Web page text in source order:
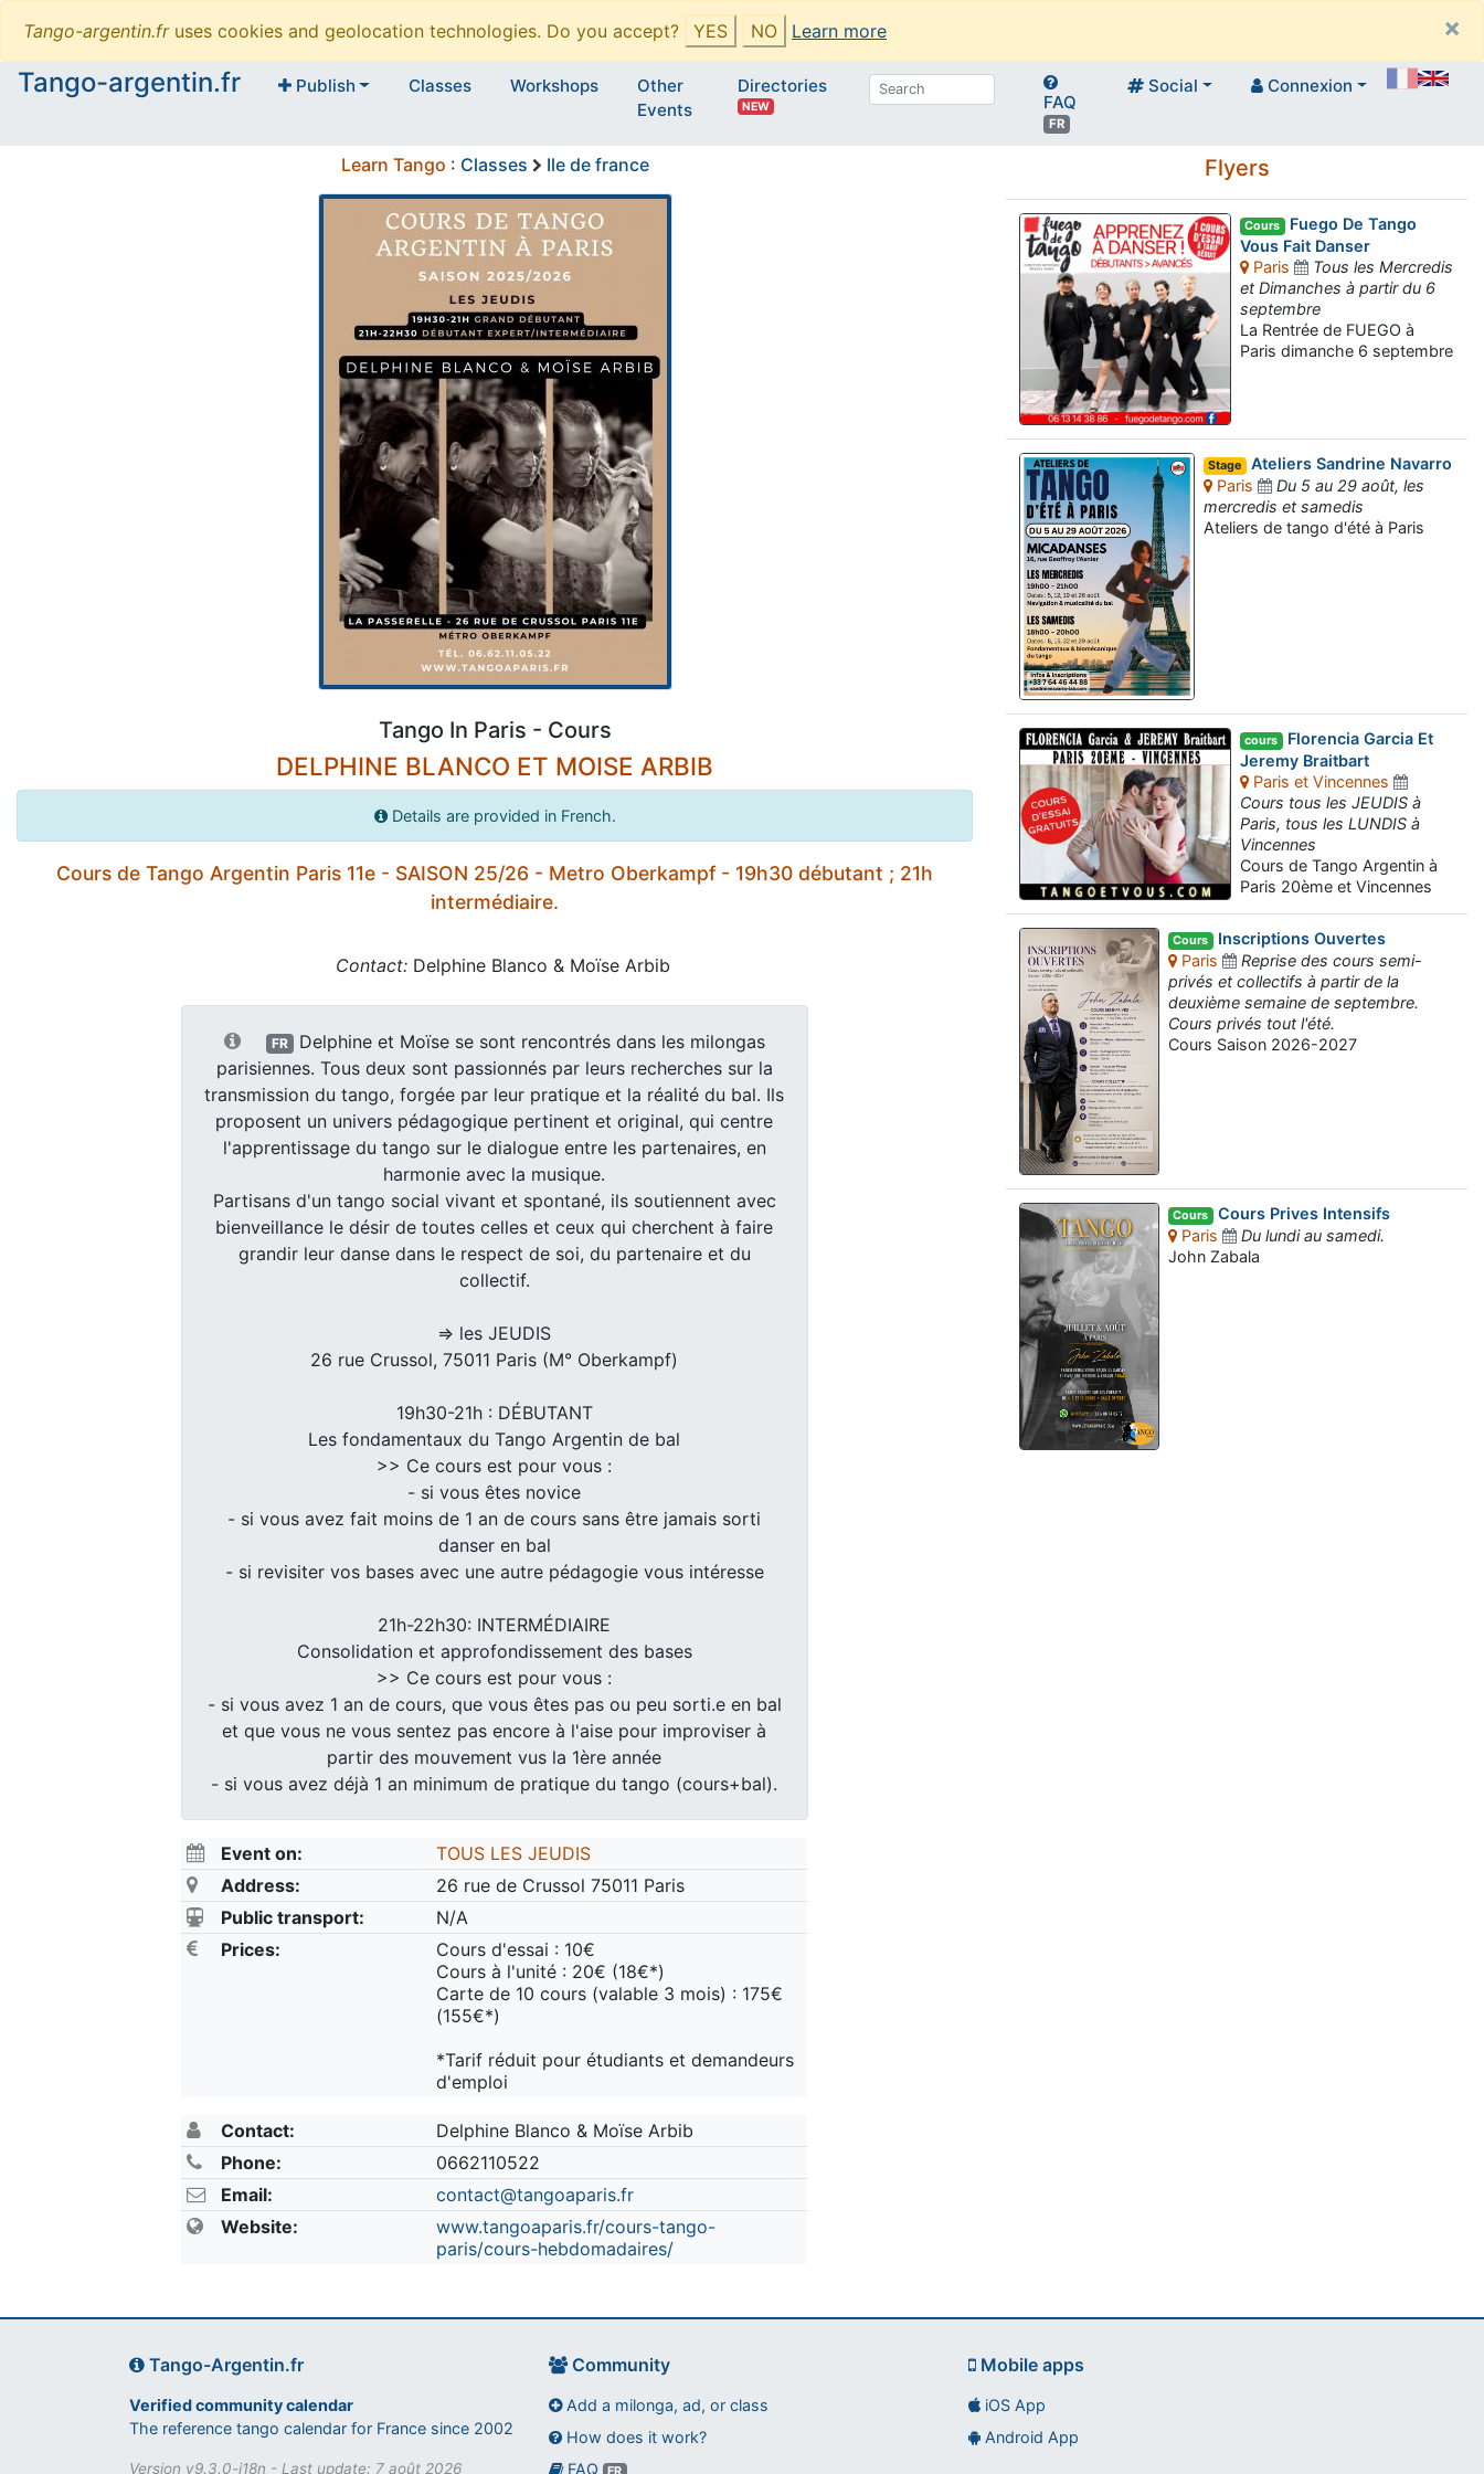
Tango-argentin.fruses cookies and geolocation technologies. Do you accept? YES NO Learn more
×
Tango-argentin.fr
Publish Classes Workshops
Other
Events
Directories
NEW FAQ
FR
Social Connexion
Learn Tango : Classes Ile de france
Tango In Paris - Cours
DELPHINE BLANCO ET MOISE ARBIB
Details are provided in French.
Cours de Tango Argentin Paris 11e - SAISON 25/26 - Metro Oberkampf - 19h30 débutant ; 21h
intermédiaire.
Contact: Delphine Blanco & Moïse Arbib
FR
Delphine et Moïse se sont rencontrés dans les milongas
parisiennes. Tous deux sont passionnés par leurs recherches sur la
transmission du tango, forgée par leur pratique et la réalité du bal. Ils
proposent un univers pédagogique pertinent et original, qui centre
l'apprentissage du tango sur le dialogue entre les partenaires, en
harmonie avec la musique.
Partisans d'un tango social vivant et spontané, ils soutiennent avec
bienveillance le désir de toutes celles et ceux qui cherchent à faire
grandir leur danse dans le respect de soi, du partenaire et du
collectif.
=> les JEUDIS
26 rue Crussol, 75011 Paris (M° Oberkampf)
19h30-21h : DÉBUTANT
Les fondamentaux du Tango Argentin de bal
>> Ce cours est pour vous :
- si vous êtes novice
- si vous avez fait moins de 1 an de cours sans être jamais sorti
danser en bal
- si revisiter vos bases avec une autre pédagogie vous intéresse
21h-22h30: INTERMÉDIAIRE
Consolidation et approfondissement des bases
>> Ce cours est pour vous :
- si vous avez 1 an de cours, que vous êtes pas ou peu sorti.e en bal
et que vous ne vous sentez pas encore à l'aise pour improviser à
partir des mouvement vus la 1ère année
- si vous avez déjà 1 an minimum de pratique du tango (cours+bal).
Event on:
TOUS LES JEUDIS
Address:
26 rue de Crussol 75011 Paris
Public transport:
N/A
Prices:
Cours d'essai : 10€
Cours à l'unité : 20€ (18€*)
Carte de 10 cours (valable 3 mois) : 175€
(155€*)
*Tarif réduit pour étudiants et demandeurs
d'emploi
Contact:
Delphine Blanco & Moïse Arbib
Phone:
0662110522
Email:
contact@tangoaparis.fr
Website:
www.tangoaparis.fr/cours-tango-
paris/cours-hebdomadaires/
Flyers
Cours Fuego De Tango
Vous Fait Danser
Paris
Tous les Mercredis
et Dimanches à partir du 6
septembre
La Rentrée de FUEGO à
Paris dimanche 6 septembre
Stage Ateliers Sandrine Navarro
Paris
Du 5 au 29 août, les
mercredis et samedis
Ateliers de tango d'été à Paris
cours Florencia Garcia Et
Jeremy Braitbart
Paris et Vincennes
Cours tous les JEUDIS à
Paris, tous les LUNDIS à
Vincennes
Cours de Tango Argentin à
Paris 20ème et Vincennes
Cours Inscriptions Ouvertes
Paris
Reprise des cours semi-
privés et collectifs à partir de la
deuxième semaine de septembre.
Cours privés tout l'été.
Cours Saison 2026-2027
Cours Cours Prives Intensifs
Paris
Du lundi au samedi.
John Zabala
Tango-Argentin.fr
Verified community calendar
The reference tango calendar for France since 2002
Version v9.3.0-i18n - Last update: 7 août 2026
Community
Add a milonga, ad, or class
How does it work?
FAQ
Mobile apps
iOS App
Android App